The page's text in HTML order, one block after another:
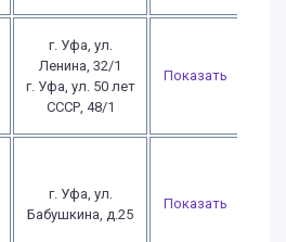
г. Уфа, ул.
Ленина, 32/1
г. Уфа, ул. 50 лет
СССР, 48/1
Показать
г. Уфа, ул.
Бабушкина, д.25
Показать